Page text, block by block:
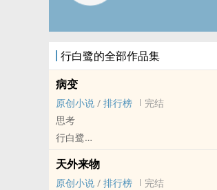
行白鹭的全部作品集
病变
原创小说 / 排行榜
完结
思考
行白鹭
完结
天外来物
原创小说 / 排行榜
完结